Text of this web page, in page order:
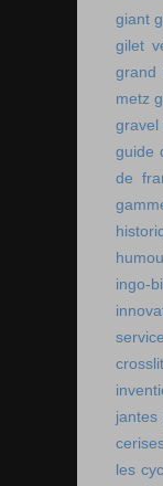
giant
gilet
grand
metz
gravel
guide
de
ingo-
service
jantes
les